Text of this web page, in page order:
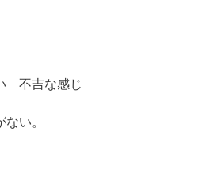
不吉な感じ
い。